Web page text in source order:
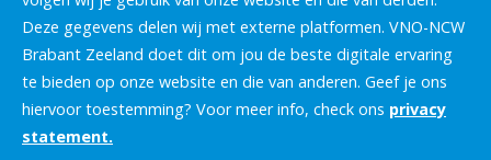
Deze gegevens delen wij met externe platformen. VNO-NCW
Brabant Zeeland doet dit om jou de beste digitale ervaring
te bieden op onze website en die van anderen. Geef je ons
hiervoor toestemming? Voor meer info, check ons privacy
statement.